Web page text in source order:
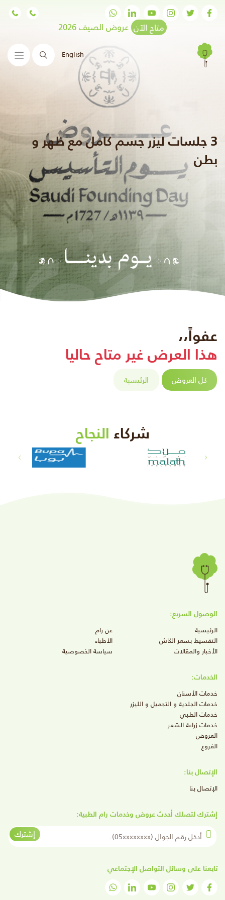
متاح الآن عروض الصيف 2026
English البحث
3 جلسات ليزر جسم كامل مع ظهر و
بطن
عفواً،،
هذا العرض غير متاح حاليا
كل العروض الرئيسية
شركاء النجاح
الوصول السريع:
الرئيسية
عن رام
التقسيط بسعر الكاش
الأطباء
الأخبار والمقالات
سياسة الخصوصية
الخدمات:
خدمات الأسنان
خدمات الجلدية و التجميل و الليزر
خدمات الطبي
خدمات زراعة الشعر
العروض
الفروع
الإتصال بنا:
الإتصال بنا
إشترك لتصلك أحدث عروض وخدمات رام الطبية:
أدخل رقم الجوال
إشترك
تابعنا على وسائل التواصل الإجتماعي